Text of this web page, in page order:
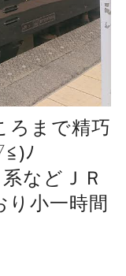
ろまで精巧
ﾉ
などＪＲ
り小一時間